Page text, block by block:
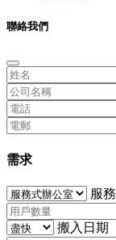
聯絡我們
需求
服務
搬入日期